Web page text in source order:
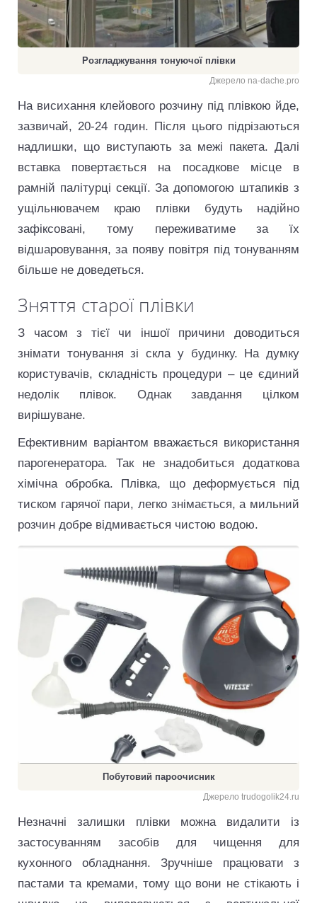
Розгладжування тонуючої плівки
Джерело na-dache.pro
На висихання клейового розчину під плівкою йде,
зазвичай, 20-24 годин. Після цього підрізаються
надлишки, що виступають за межі пакета. Далі
вставка повертається на посадкове місце в
рамній палітурці секції. За допомогою штапиків з
ущільнювачем краю плівки будуть надійно
зафіксовані, тому переживатиме за їх
відшаровування, за появу повітря під тонуванням
більше не доведеться.
Зняття старої плівки
З часом з тієї чи іншої причини доводиться
знімати тонування зі скла у будинку. На думку
користувачів, складність процедури – це єдиний
недолік плівок. Однак завдання цілком
вирішуване.
Ефективним варіантом вважається використання
парогенератора. Так не знадобиться додаткова
хімічна обробка. Плівка, що деформується під
тиском гарячої пари, легко знімається, а мильний
розчин добре відмивається чистою водою.
Побутовий пароочисник
Джерело trudogolik24.ru
Незначні залишки плівки можна видалити із
застосуванням засобів для чищення для
кухонного обладнання. Зручніше працювати з
пастами та кремами, тому що вони не стікають і